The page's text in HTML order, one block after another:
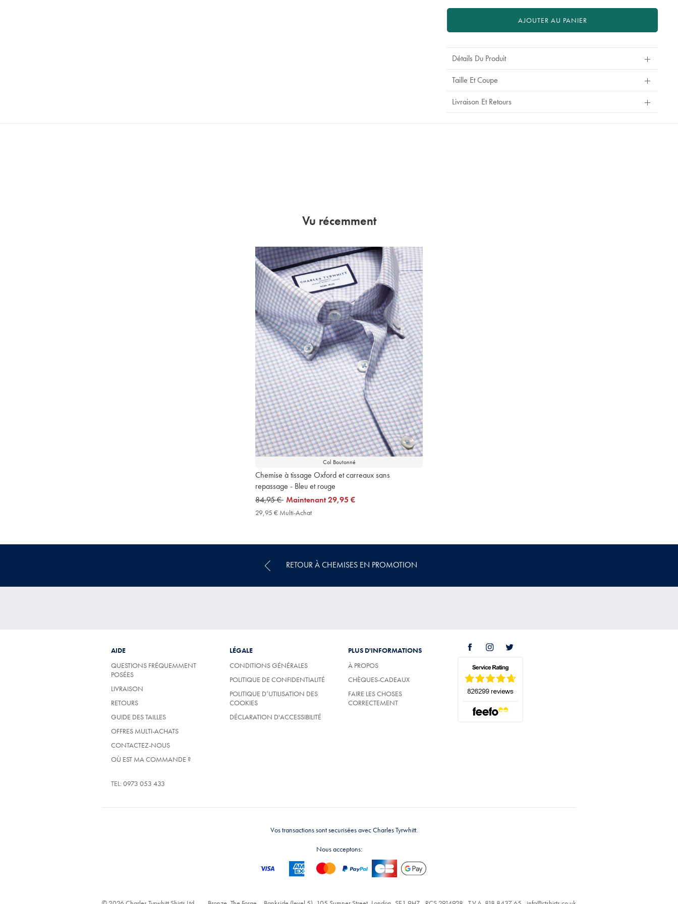
AJOUTER AU PANIER
Détails Du Produit
Taille Et Coupe
Livraison Et Retours
Vu récemment
Col Boutonné
Chemise à tissage Oxford et carreaux sans
repassage - Bleu et rouge
was
84,95
84,95 € now
29,95
Maintenant29,95 €
29,95 € Multi-Achat
RETOUR À CHEMISES EN PROMOTION
AIDE
QUESTIONS FRÉQUEMMENT
POSÉES
LIVRAISON
RETOURS
GUIDE DES TAILLES
OFFRES MULTI-ACHATS
CONTACTEZ-NOUS
OÙ EST MA COMMANDE ?
TEL: 0973 053 433
LÉGALE
CONDITIONS GÉNÉRALES
POLITIQUE DE CONFIDENTIALITÉ
POLITIQUE D’UTILISATION DES
COOKIES
DÉCLARATION D'ACCESSIBILITÉ
PLUS D'INFORMATIONS
À PROPOS
CHÈQUES-CADEAUX
FAIRE LES CHOSES
CORRECTEMENT
Vos transactions sont securisées avec Charles Tyrwhitt.
Nous acceptons: